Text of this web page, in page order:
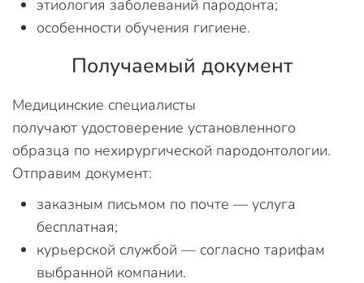
этиология заболеваний пародонта;
особенности обучения гигиене.
Получаемый документ
Медицинские специалисты
получают удостоверение установленного
образца по нехирургической пародонтологии.
Отправим документ:
заказным письмом по почте — услуга
бесплатная;
курьерской службой — согласно тарифам
выбранной компании.